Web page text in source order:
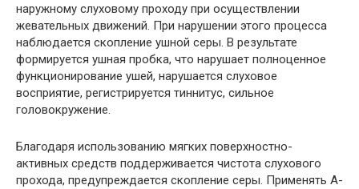
наружному слуховому проходу при осуществлении
жевательных движений. При нарушении этого процесса
наблюдается скопление ушной серы. В результате
формируется ушная пробка, что нарушает полноценное
функционирование ушей, нарушается слуховое
восприятие, регистрируется тиннитус, сильное
головокружение.
Благодаря использованию мягких поверхностно-
активных средств поддерживается чистота слухового
прохода, предупреждается скопление серы. Применять А-